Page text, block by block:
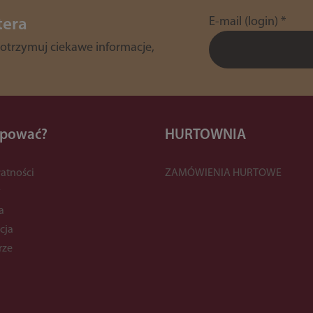
ciekawe informacje,
E-mail (login) *
HURTOWNIA
ZAMÓWIENIA HURTOWE